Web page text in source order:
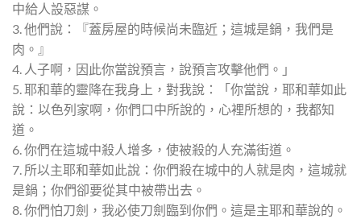
中給人設惡謀。
3. 他們說：『蓋房屋的時候尚未臨近；這城是鍋，我們是
肉。』
4. 人子啊，因此你當說預言，說預言攻擊他們。」
5. 耶和華的靈降在我身上，對我說：「你當說，耶和華如此
說：以色列家啊，你們口中所說的，心裡所想的，我都知
道。
6. 你們在這城中殺人增多，使被殺的人充滿街道。
7. 所以主耶和華如此說：你們殺在城中的人就是肉，這城就
是鍋；你們卻要從其中被帶出去。
8. 你們怕刀劍，我必使刀劍臨到你們。這是主耶和華說的。